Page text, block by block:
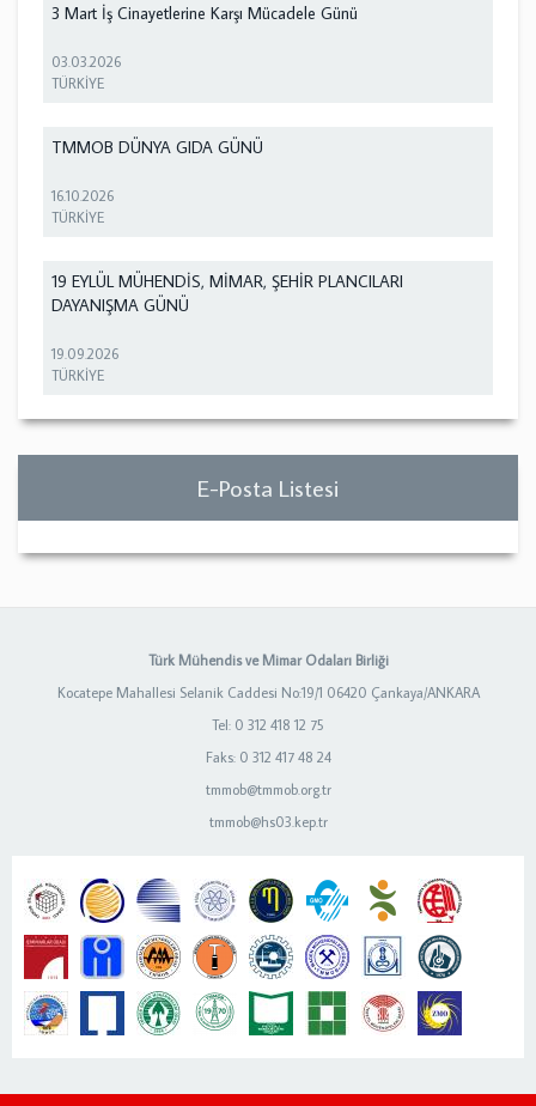
3 Mart İş Cinayetlerine Karşı Mücadele Günü
03.03.2026
TÜRKİYE
TMMOB DÜNYA GIDA GÜNÜ
16.10.2026
TÜRKİYE
19 EYLÜL MÜHENDİS, MİMAR, ŞEHİR PLANCILARI
DAYANIŞMA GÜNÜ
19.09.2026
TÜRKİYE
E-Posta Listesi
Türk Mühendis ve Mimar Odaları Birliği
Kocatepe Mahallesi Selanik Caddesi No:19/1 06420 Çankaya/ANKARA
Tel: 0 312 418 12 75
Faks: 0 312 417 48 24
tmmob@tmmob.org.tr
tmmob@hs03.kep.tr